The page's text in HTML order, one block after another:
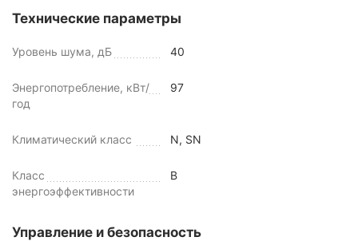
Технические параметры
Уровень шума, дБ 40
Энергопотребление, кВт/
год
97
Климатический класс N, SN
Класс
энергоэффективности
B
Управление и безопасность